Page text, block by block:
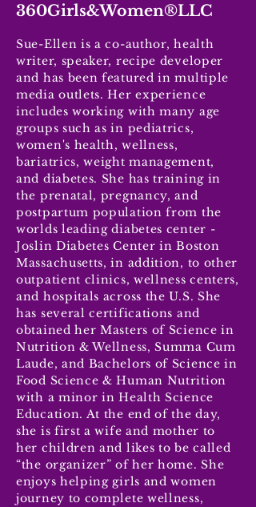
360Girls&Women®LLC
Sue-Ellen is a co-author, health
writer, speaker, recipe developer
and has been featured in multiple
media outlets. Her experience
includes working with many age
groups such as in pediatrics,
women's health, wellness,
bariatrics, weight management,
and diabetes. She has training in
the prenatal, pregnancy, and
postpartum population from the
worlds leading diabetes center -
Joslin Diabetes Center in Boston
Massachusetts, in addition, to other
outpatient clinics, wellness centers,
and hospitals across the U.S. She
has several certifications and
obtained her Masters of Science in
Nutrition & Wellness, Summa Cum
Laude, and Bachelors of Science in
Food Science & Human Nutrition
with a minor in Health Science
Education. At the end of the day,
she is first a wife and mother to
her children and likes to be called
“the organizer” of her home. She
enjoys helping girls and women
journey to complete wellness,